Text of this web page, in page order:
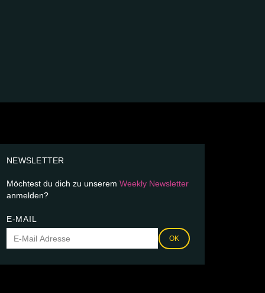
NEWSLETTER
Möchtest du dich zu unserem Weekly Newsletter
anmelden?
E-MAIL
OK